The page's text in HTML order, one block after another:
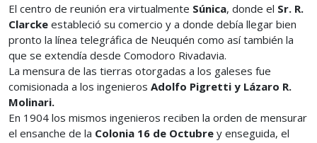
El centro de reunión era virtualmente Súnica, donde el Sr. R.
Clarcke estableció su comercio y a donde debía llegar bien
pronto la línea telegráfica de Neuquén como así también la
que se extendía desde Comodoro Rivadavia.
La mensura de las tierras otorgadas a los galeses fue
comisionada a los ingenieros Adolfo Pigretti y Lázaro R.
Molinari.
En 1904 los mismos ingenieros reciben la orden de mensurar
el ensanche de la Colonia 16 de Octubre y enseguida, el